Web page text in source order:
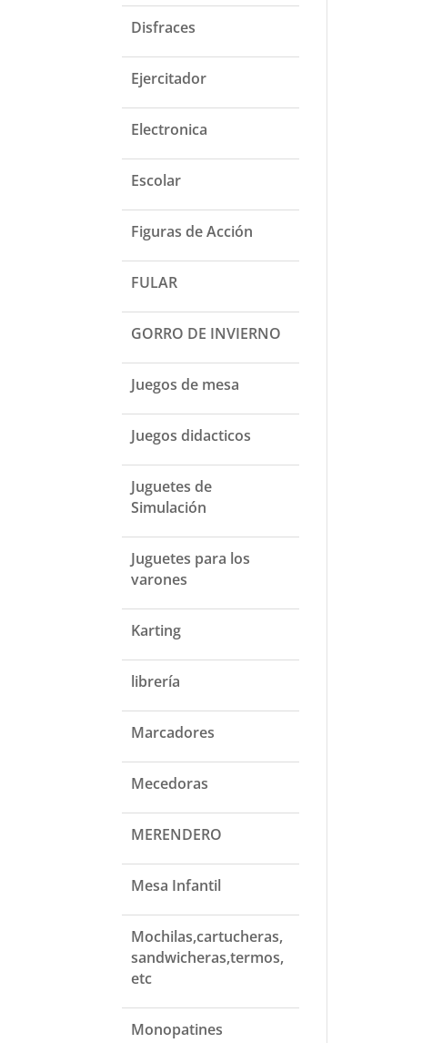
Disfraces
Ejercitador
Electronica
Escolar
Figuras de Acción
FULAR
GORRO DE INVIERNO
Juegos de mesa
Juegos didacticos
Juguetes de
Simulación
Juguetes para los
varones
Karting
librería
Marcadores
Mecedoras
MERENDERO
Mesa Infantil
Mochilas,cartucheras,
sandwicheras,termos,
etc
Monopatines